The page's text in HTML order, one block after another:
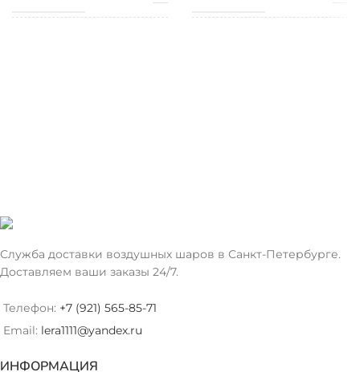
Служба доставки воздушных шаров в Санкт-Петербурге.
Доставляем ваши заказы 24/7.
Телефон: +7 (921) 565-85-71
Email: lera1111@yandex.ru
ИНФОРМАЦИЯ